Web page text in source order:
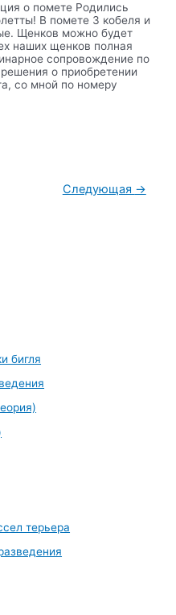
о помете Родились
В помете 3 кобеля и
Щенков можно будет
наших щенков полная
сопровождение по
о приобретении
со мной по номеру
Следующая →
бигля
терьера